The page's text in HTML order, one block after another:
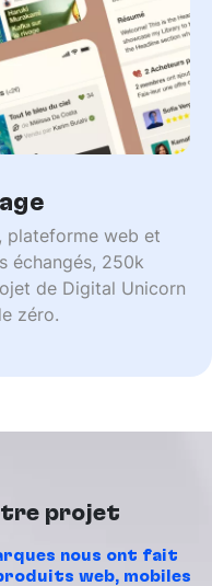
plateforme web et
échangés, 250k
de Digital Unicorn
zéro.
projet
nous ont fait
web, mobiles